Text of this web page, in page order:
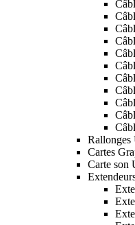
Rallonges
Cartes
Carte son